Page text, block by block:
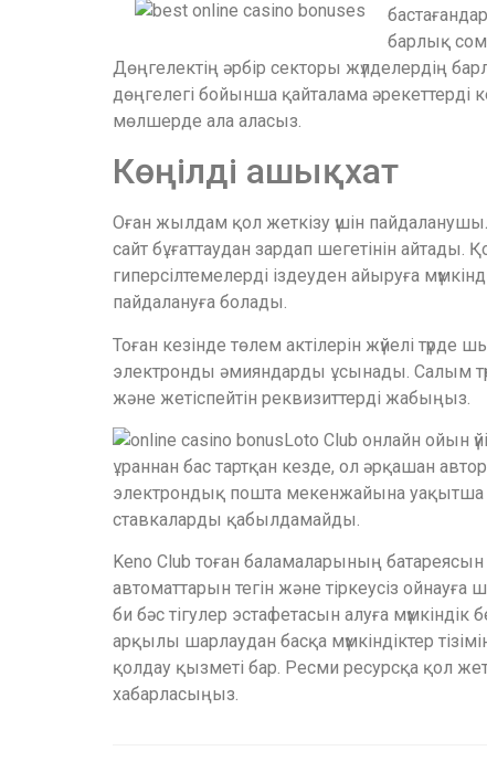
барлық
Дөңгелектің әрбір секторы жүлделердің
дөңгелегі бойынша қайталама
мөлшерде ала аласыз.
Көңілді ашықхат
Оған жылдам қол жеткізу үшін
сайт бұғаттаудан зардап шегетінін
гиперсілтемелерді іздеуден айыруға
пайдалануға болады.
Тоған кезінде төлем актілерін жүйелі
электронды әмияндарды ұсынады. Салым
және жетіспейтін реквизиттерді жабыңыз.
Loto Club онлайн ойын
ұраннан бас тартқан кезде, ол әрқашан
электрондық пошта мекенжайына уақытша
ставкаларды қабылдамайды.
Keno Club тоған баламаларының
автоматтарын тегін және тіркеусіз
би бәс тігулер эстафетасын алуға
арқылы шарлаудан басқа мүмкіндіктер
қолдау қызметі бар. Ресми ресурсқа қол
хабарласыңыз.